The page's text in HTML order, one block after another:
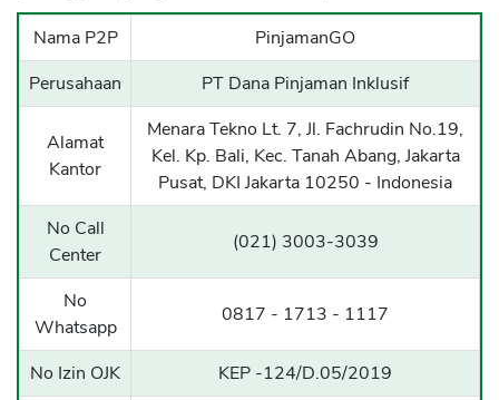
Kredit Usaha
Broker Forex
Sekuritas Saham
Bank Digital
Crypto
Assets Crypto
Exchange
Asuransi
Asuransi Jiwa
Nama P2P
PinjamanGO
Perusahaan
PT Dana Pinjaman Inklusif
Alamat
Kantor
Menara Tekno Lt. 7, Jl. Fachrudin No.19,
Kel. Kp. Bali, Kec. Tanah Abang, Jakarta
Pusat, DKI Jakarta 10250 - Indonesia
No Call
Center
(021) 3003-3039
No
Whatsapp
0817 - 1713 - 1117
No Izin OJK
KEP -124/D.05/2019